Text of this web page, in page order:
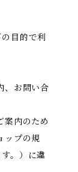
目的で利
、お問い合
案内のため
ップの規
。）に違